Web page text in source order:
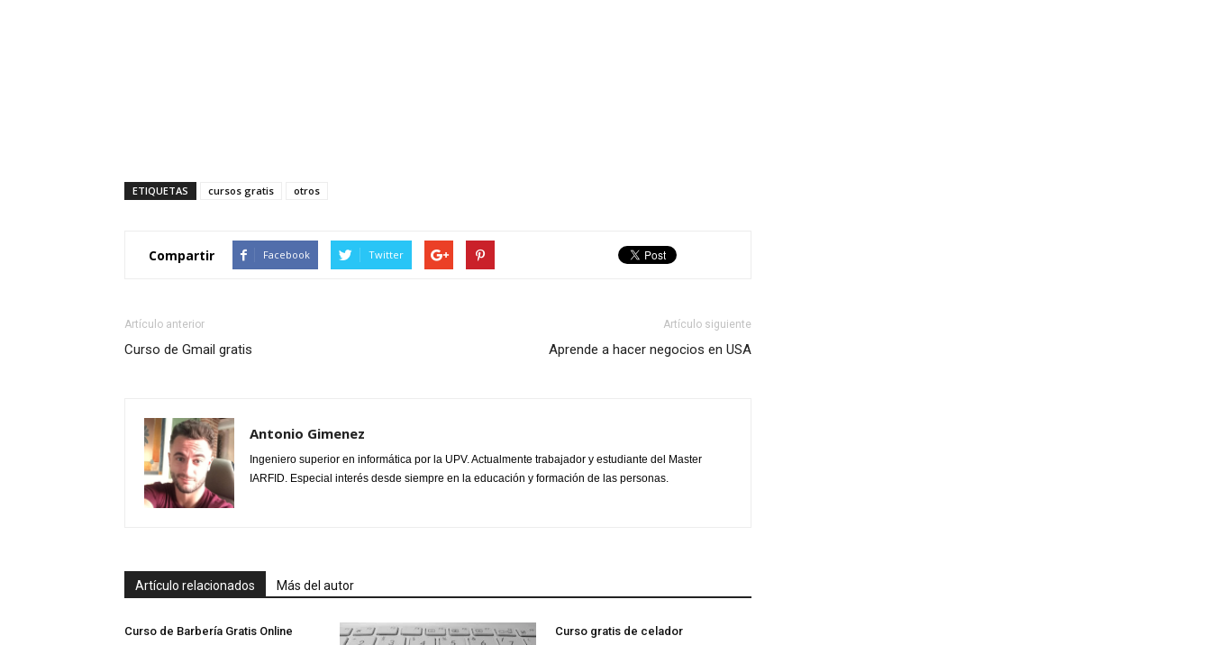
ETIQUETAS cursos gratis otros
Compartir Facebook Twitter
Artículo anterior
Curso de Gmail gratis
Artículo siguiente
Aprende a hacer negocios en USA
Antonio Gimenez
Ingeniero superior en informática por la UPV. Actualmente trabajador y estudiante del Master
IARFID. Especial interés desde siempre en la educación y formación de las personas.
Artículo relacionados Más del autor
Curso de Barbería Gratis Online Curso gratis de celador